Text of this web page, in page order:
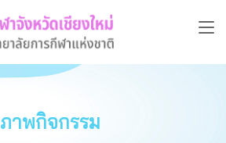
ภาพกิจกรรม